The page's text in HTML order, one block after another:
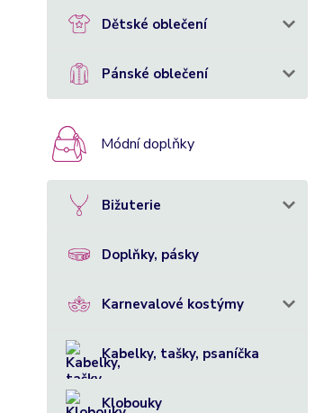
Dětské oblečení
Pánské oblečení
Módní doplňky
Bižuterie
Doplňky, pásky
Karnevalové kostýmy
Kabelky, tašky, psaníčka
Klobouky